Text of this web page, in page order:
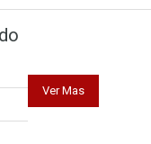
Ver Mas